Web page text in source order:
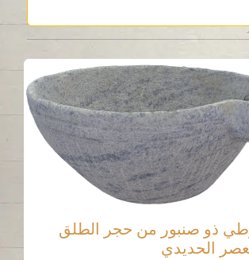
ذو صنبور من حجر الطلق
الحديدي